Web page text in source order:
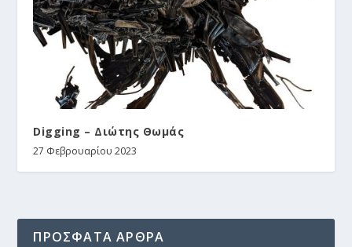
Digging – Διώτης Θωμάς
27 Φεβρουαρίου 2023
ΠΡΟΣΦΑΤΑ ΑΡΘΡΑ